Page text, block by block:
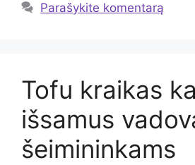
Parašykite komentarą
Tofu kraikas
išsamus
šeimininkams